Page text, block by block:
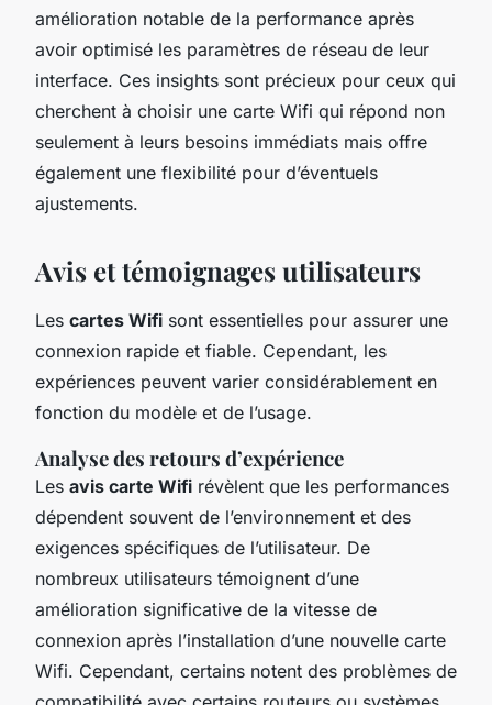
amélioration notable de la performance après
avoir optimisé les paramètres de réseau de leur
interface. Ces insights sont précieux pour ceux qui
cherchent à choisir une carte Wifi qui répond non
seulement à leurs besoins immédiats mais offre
également une flexibilité pour d’éventuels
ajustements.
Avis et témoignages utilisateurs
Les cartes Wifi sont essentielles pour assurer une
connexion rapide et fiable. Cependant, les
expériences peuvent varier considérablement en
fonction du modèle et de l’usage.
Analyse des retours d’expérience
Les avis carte Wifi révèlent que les performances
dépendent souvent de l’environnement et des
exigences spécifiques de l’utilisateur. De
nombreux utilisateurs témoignent d’une
amélioration significative de la vitesse de
connexion après l’installation d’une nouvelle carte
Wifi. Cependant, certains notent des problèmes de